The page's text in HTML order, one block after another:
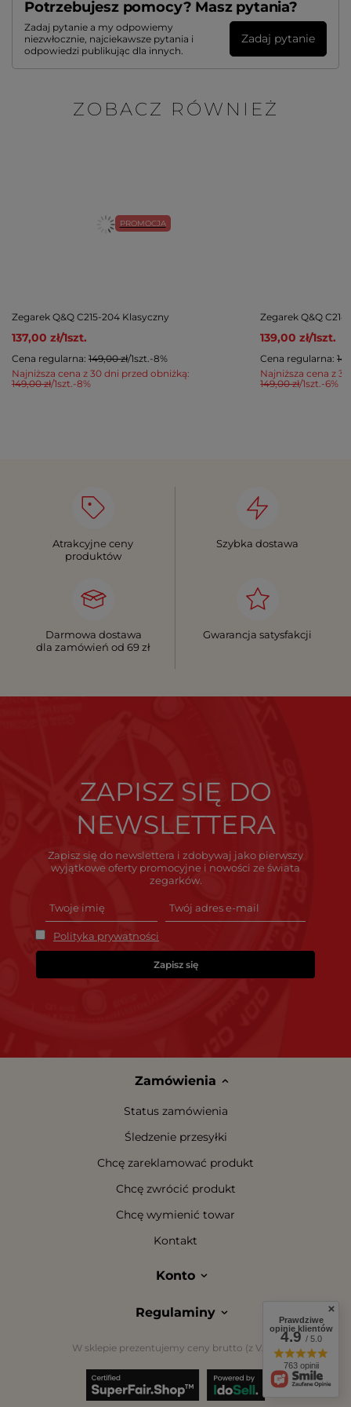
Potrzebujesz pomocy? Masz pytania?
Zadaj pytanie a my odpowiemy
niezwłocznie, najciekawsze pytania i
odpowiedzi publikując dla innych.
Zadaj pytanie
ZOBACZ RÓWNIEŻ
PROMOCJA
Zegarek Q&Q C215-204 Klasyczny
137,00 zł/1szt.
Najniższa cena z 30 dni przed obniżką:
149,00 zł/1szt. -8%
Cena regularna: 149,00 zł/1szt. -8%
Zegarek Q&Q
139,00 zł/1szt.
Najniższa cena z
149,00 zł/1szt. -6%
Cena regularna:
Atrakcyjne ceny
produktów
Szybka dostawa
Darmowa dostawa
dla zamówień od 69 zł
Gwarancja satysfakcji
ZAPISZ SIĘ DO
NEWSLETTERA
Zapisz się do newslettera i zdobywaj jako pierwszy
wyjątkowe oferty promocyjne i nowości ze świata
zegarków.
Polityka prywatności
Zapisz się
Zamówienia
Status zamówienia
Śledzenie przesyłki
Chcę zareklamować produkt
Chcę zwrócić produkt
Chcę wymienić towar
Kontakt
Konto
Regulaminy
W sklepie prezentujemy ceny brutto (z VAT).
Prawdziwe
opinie klientów
4.9/ 5.0
763 opinii